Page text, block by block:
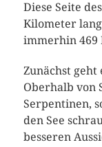
Diese Seite
Kilometer
immerhin 469
Zunächst geht
Oberhalb von
Serpentinen,
den See
besseren